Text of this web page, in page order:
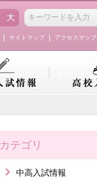
アクセスマップ
サイトマップ
カテゴリ
中高入試情報